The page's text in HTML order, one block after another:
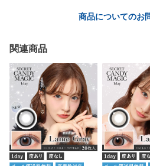
商品についてのお
関連商品